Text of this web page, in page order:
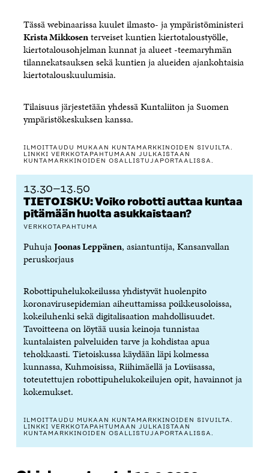
Tässä webinaarissa kuulet ilmasto- ja ympäristöministeri
Krista Mikkosenterveiset kuntien kiertotaloustyölle,
kiertotalousohjelman kunnat ja alueet -teemaryhmän
tilannekatsauksen sekä kuntien ja alueiden ajankohtaisia
kiertotalouskuulumisia.
Tilaisuus järjestetään yhdessä Kuntaliiton ja Suomen
ympäristökeskuksen kanssa.
ILMOITTAUDU MUKAAN KUNTAMARKKINOIDEN SIVUILTA.
LINKKI VERKKOTAPAHTUMAAN JULKAISTAAN
KUNTAMARKKINOIDEN OSALLISTUJAPORTAALISSA.
13.30–13.50
TIETOISKU: Voiko robotti auttaa kuntaa
pitämään huolta asukkaistaan?
VERKKOTAPAHTUMA
PuhujaJoonas Leppänen, asiantuntija, Kansanvallan
peruskorjaus
Robottipuhelukokeilussa yhdistyvät huolenpito
koronavirusepidemian aiheuttamissa poikkeusoloissa,
kokeiluhenki sekä digitalisaation mahdollisuudet.
Tavoitteena on löytää uusia keinoja tunnistaa
kuntalaisten palveluiden tarve ja kohdistaa apua
tehokkaasti. Tietoiskussa käydään läpi kolmessa
kunnassa, Kuhmoisissa, Riihimäellä ja Loviisassa,
toteutettujen robottipuhelukokeilujen opit, havainnot ja
kokemukset.
ILMOITTAUDU MUKAAN KUNTAMARKKINOIDEN SIVUILTA.
LINKKI VERKKOTAPAHTUMAAN JULKAISTAAN
KUNTAMARKKINOIDEN OSALLISTUJAPORTAALISSA.